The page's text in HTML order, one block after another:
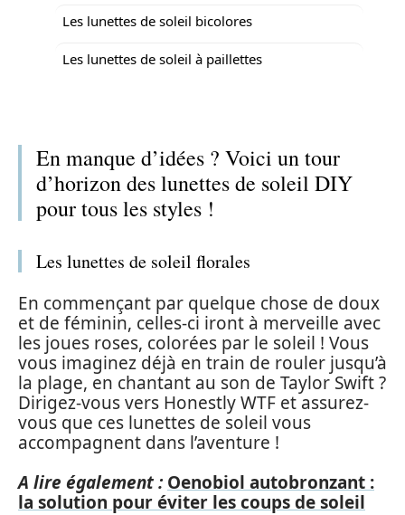
Les lunettes de soleil bicolores
Les lunettes de soleil à paillettes
En manque d’idées ? Voici un tour
d’horizon des lunettes de soleil DIY
pour tous les styles !
Les lunettes de soleil florales
En commençant par quelque chose de doux
et de féminin, celles-ci iront à merveille avec
les joues roses, colorées par le soleil ! Vous
vous imaginez déjà en train de rouler jusqu’à
la plage, en chantant au son de Taylor Swift ?
Dirigez-vous vers Honestly WTF et assurez-
vous que ces lunettes de soleil vous
accompagnent dans l’aventure !
A lire également : Oenobiol autobronzant :
la solution pour éviter les coups de soleil